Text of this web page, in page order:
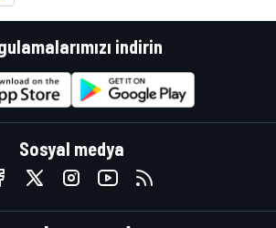
indirin
Sosyal medya